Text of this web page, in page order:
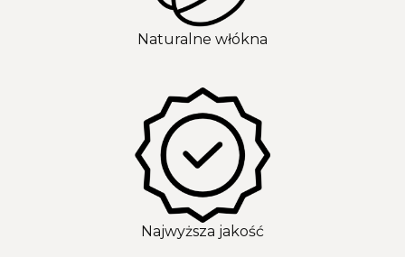
Naturalne włókna
Najwyższa jakość